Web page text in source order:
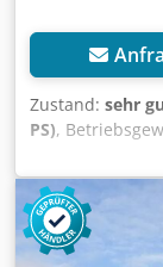
Zustand: sehr
PS),
9.051 h,
Baujahr 2015
Kabine
Verstellausleger